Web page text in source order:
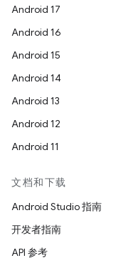
Android 17
Android 16
Android 15
Android 14
Android 13
Android 12
Android 11
文档和下载
Android Studio 指南
开发者指南
API 参考